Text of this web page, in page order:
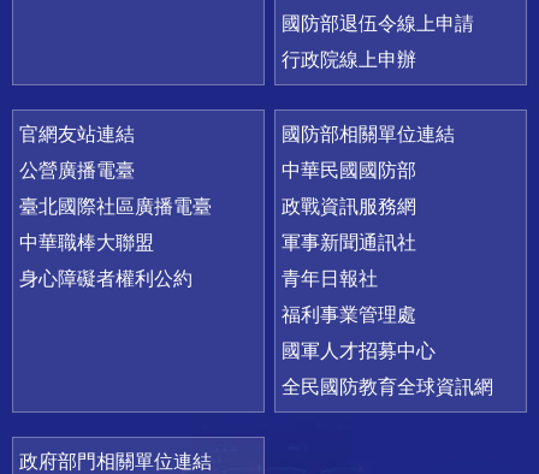
國防部退伍令線上申請
行政院線上申辦
官網友站連結
公營廣播電臺
臺北國際社區廣播電臺
中華職棒大聯盟
身心障礙者權利公約
國防部相關單位連結
中華民國國防部
政戰資訊服務網
軍事新聞通訊社
青年日報社
福利事業管理處
國軍人才招募中心
全民國防教育全球資訊網
政府部門相關單位連結